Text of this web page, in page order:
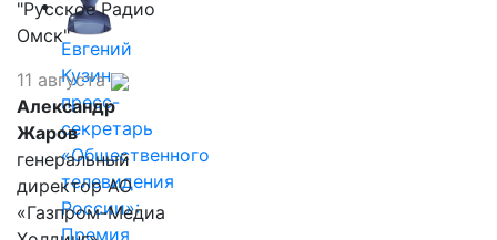
Евгений
Кузин,
пресс-
секретарь
«Общественного
телевидения
России»:
Премия
"Русское Радио
Омск"
11 августа
Александр
Жаров
генеральный
директор АО
«Газпром-Медиа